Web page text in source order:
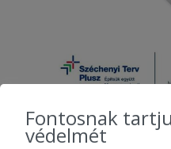
Fontosnak
védelmét